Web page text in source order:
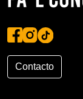
Contacto